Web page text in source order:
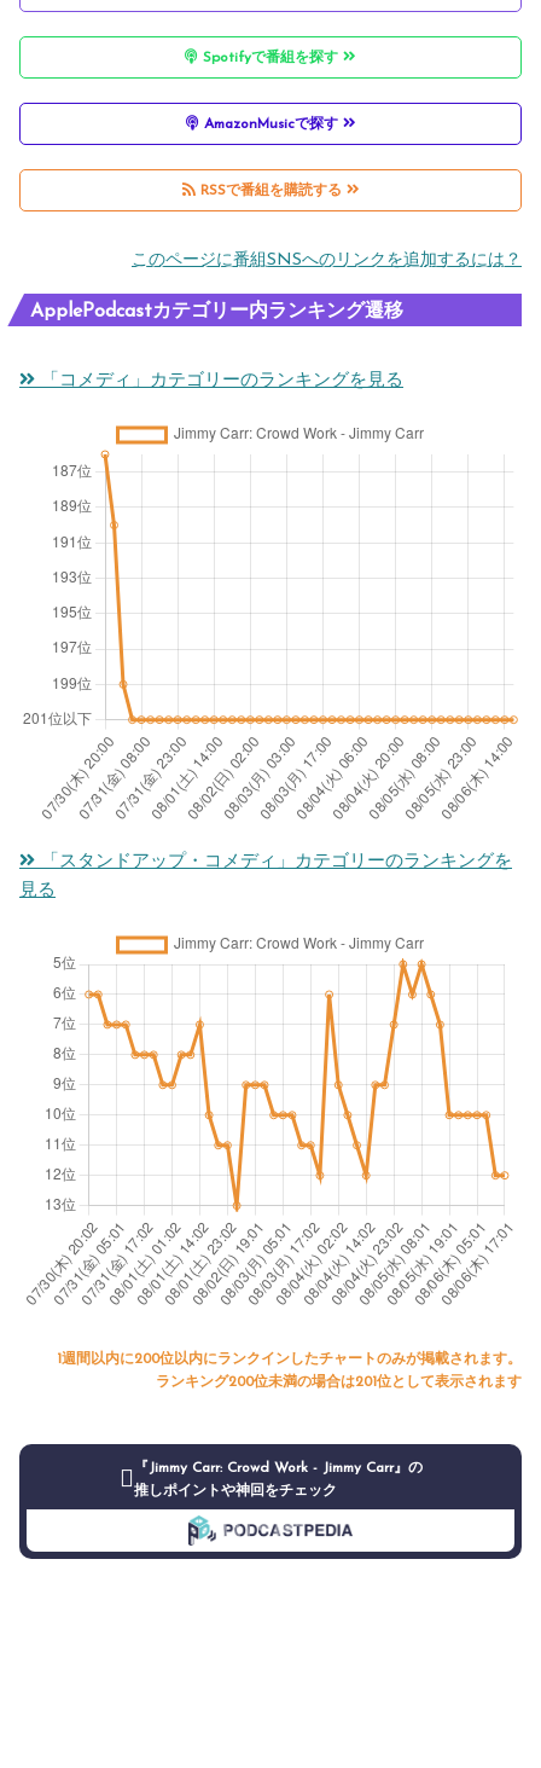
Spotifyで番組を探す
AmazonMusicで探す
RSSで番組を購読する
このページに番組SNSへのリンクを追加するには？
ApplePodcastカテゴリー内ランキング遷移
「コメディ」カテゴリーのランキングを見る
「スタンドアップ・コメディ」カテゴリーのランキングを
見る
1週間以内に200位以内にランクインしたチャートのみが掲載されます。
ランキング200位未満の場合は201位として表示されます
『Jimmy Carr: Crowd Work - Jimmy Carr』の
推しポイントや神回をチェック